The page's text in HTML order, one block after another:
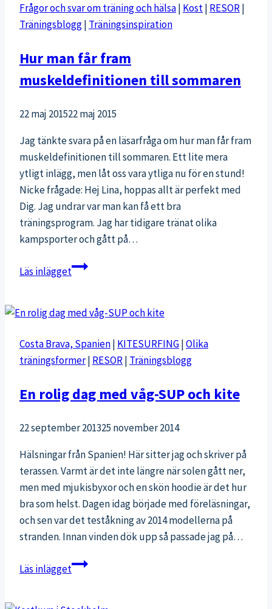
Frågor och svar om träning och hälsa| Kost| RESOR|
Träningsblogg| Träningsinspiration
Hur man får fram
muskeldefinitionen till sommaren
22 maj 201522 maj 2015
Jag tänkte svara på en läsarfråga om hur man får fram
muskeldefinitionen till sommaren. Ett lite mera
ytligt inlägg, men låt oss vara ytliga nu för en stund!
Nicke frågade: Hej Lina, hoppas allt är perfekt med
Dig. Jag undrar var man kan få ett bra
träningsprogram. Jag har tidigare tränat olika
kampsporter och gått på…
Läs inläggetHur
fram
till
sommaren
Costa Brava, Spanien| KITESURFING|Olika
träningsformer| RESOR| Träningsblogg
En rolig dag med våg-SUP och kite
22 september 201325 november 2014
Hälsningar från Spanien! Här sitter jag och skriver på
terassen. Varmt är det inte längre när solen gått ner,
men med mjukisbyxor och en skön hoodie är det hur
bra som helst. Dagen idag började med föreläsningar,
och sen var det teståkning av 2014 modellerna på
stranden. Innan vinden dök upp så passade jag på…
Läs inläggetEn